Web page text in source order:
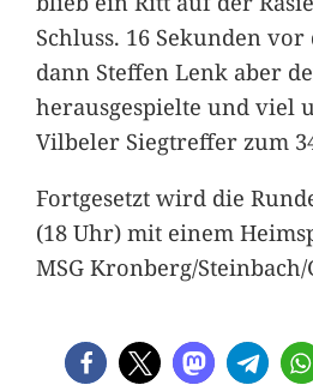
Schluss. 16 Sekunden
dann Steffen Lenk aber
herausgespielte und viel
Vilbeler Siegtreffer zum
Fortgesetzt wird die
(18 Uhr) mit einem
MSG Kronberg/